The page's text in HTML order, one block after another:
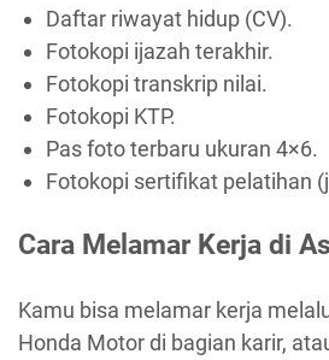
Daftar riwayat hidup (CV).
Fotokopi ijazah terakhir.
Fotokopi transkrip nilai.
Fotokopi KTP.
Pas foto terbaru ukuran 4×6.
Fotokopi sertifikat pelatihan
Cara Melamar Kerja di
Kamu bisa melamar kerja
Honda Motor di bagian karir,